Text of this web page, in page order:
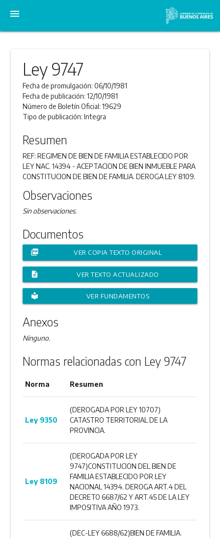
menu
Ley 9747
Fecha de promulgación:06/10/1981
Fecha de publicación:12/10/1981
Número de Boletín Oficial:19629
Tipo de publicación:Integra
Resumen
REF: REGIMEN DE BIEN DE FAMILIA ESTABLECIDO POR
LEY NAC. 14394 - ACEPTACION DE BIEN INMUEBLE PARA
CONSTITUCION DE BIEN DE FAMILIA. DEROGA LEY 8109.
Observaciones
Sin observaciones.
Documentos
picture_as_pdf VER COPIA TEXTO ORIGINAL
description VER TEXTO ACTUALIZADO
local_library VER FUNDAMENTOS
Anexos
Ninguno.
Normas relacionadas con Ley 9747
Norma Resumen
Ley 9350
(DEROGADA POR LEY 10707)
CATASTRO TERRITORIAL DE LA
PROVINCIA.
Ley 8109
(DEROGADA POR LEY
9747)CONSTITUCION DEL BIEN DE
FAMILIA ESTABLECIDO POR LEY
NACIONAL 14394. DEROGA ART.4 DEL
DECRETO 6687/62 Y ART.45 DE LA LEY
IMPOSITIVA AÑO 1973.
(DEC-LEY 6688/62)BIEN DE FAMILIA.